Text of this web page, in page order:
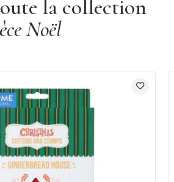
la collection
Noël